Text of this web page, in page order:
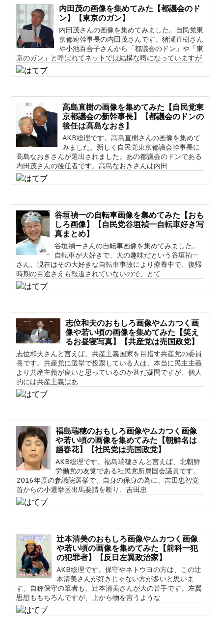
内田茂の画像を集めてみた【都議会のド
ン】【東京のガン】
内田茂さんの画像を集めてみました。自民党東
京都連幹事長の内田茂さんです。猪瀬直樹さん
や小池百合子さんから「都議会のドン」や「東
京のガン」と呼ばれてネットでは結構な噂になっていますが
高島直樹の画像を集めてみた【自民党東
京都議会の新幹事長】【都議会のドンの
後任は高島なおき】
AKB総理です。高島直樹さんの画像を集めて
みました。新しく自民党東京都議会幹事長に
高島なおきさんが選出されました。あの都議会のドンである
内田茂さんの後任者です。高島なおきさんは内田
谷垣禎一の自転車画像を集めてみた【おも
しろ画像】【自民党谷垣禎一自転車好き写
真まとめ】
谷垣禎一さんの自転車画像を集めてみました。
自転車が大好きで、大の趣味だという谷垣禎一
さん。現在はその大好きな自転車事故により療養中で、復帰
時期の目途さえも報道されていないので、とて
志位和夫のおもしろ画像やムカつく画
像や若い頃の画像を集めてみた【笑え
るお昼寝写真】【共産党は売国政党】
志位和夫さんと言えば、共産主義国家を目指す共産党の委員
長です。共産党に選挙で投票している人は、本当に民主主義
より共産主義が良いと思っているのか甚だ疑問ですが、個人
的には共産主義はあ
福島瑞穂のおもしろ画像やムカつく画像
や若い頃の画像を集めてみた【朝鮮名は
趙春花】【社民党は売国政党】
AKB総理です。福島瑞穂さんと言えば、北朝鮮
労働党の友党である社民党所属国会議員です。
2016年度の参議院選挙で、自身の保身の為に、吉田忠智党
首からの小選挙区出馬要請を断り、吉田忠
辻本清美のおもしろ画像やムカつく画像
や若い頃の画像を集めてみた【前科一犯
の犯罪者】【反日左翼政治家】
AKB総理です。保守やネトウヨの方は、この辻
本清美さんが好きじゃない方が多いと思いま
す。自称保守の筆者も、辻本清美さんが大の苦手です。左翼
思想ももちろんですが、上から物を言うような